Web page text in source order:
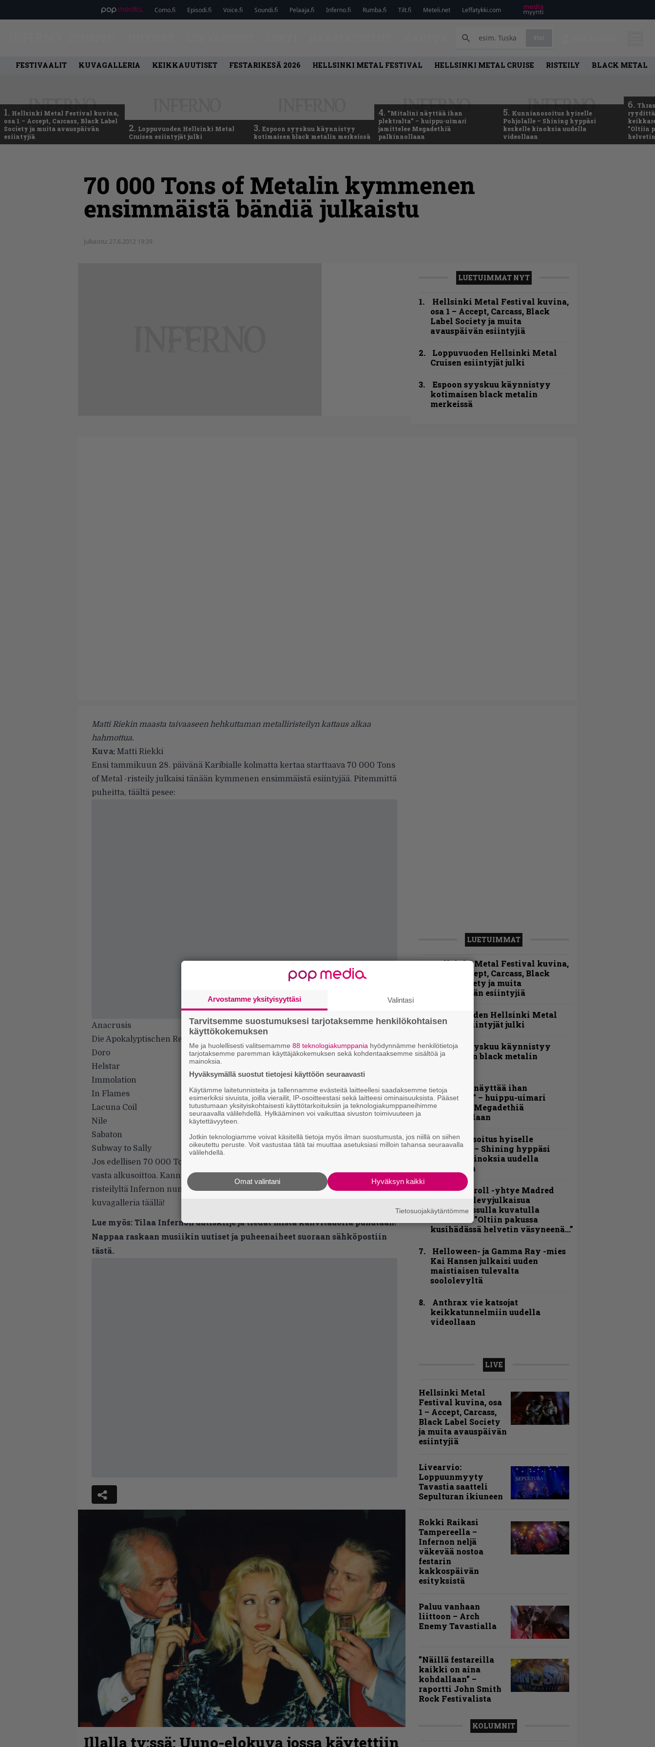
Como.fi Episodi.fi Voice.fi Soundi.fi Pelaaja.fi Inferno.fi Rumba.fi Tilt.fi Meteli.net Leffatykki.com
FESTIVAALIT KUVAGALLERIA KEIKKAUUTISET FESTARIKESÄ 2026 HELLSINKI METAL FESTIVAL HELLSINKI METAL CRUISE RISTEILY BLACK METAL
1. Hellsinki Metal Festival kuvina,
osa 1 – Accept, Carcass, Black Label
Society ja muita avauspäivän
esiintyjiä
2. Loppuvuoden Hellsinki Metal
Cruisen esiintyjät julki
3. Espoon syyskuu käynnistyy
kotimaisen black metalin merkeissä
4. ”Mitalini näyttää ihan
plektralta” – huippu-uimari
jamittelee Megadethiä
palkinnollaan
5. Kunnianosoitus hyiselle
Pohjolalle – Shining hyppäsi
keskelle kinoksia uudella
videollaan
6.
”Oltiin
70 000 Tons of Metalin kymmenen
ensimmäistä bändiä julkaistu
Julkaistu: 27.6.2012 19:39
LUETUIMMAT NYT
Hellsinki Metal Festival kuvina,
osa 1 – Accept, Carcass, Black
Label Society ja muita
avauspäivän esiintyjiä
Loppuvuoden Hellsinki Metal
Cruisen esiintyjät julki
Espoon syyskuu käynnistyy
kotimaisen black metalin
merkeissä
Matti Riekin maasta taivaaseen hehkuttaman metalliristeilyn kattaus alkaa
hahmottua.
Kuva: Matti Riekki
Ensi tammikuun 28. päivänä Karibialle kolmatta kertaa starttaava 70 000 Tons
of Metal -risteily julkaisi tänään kymmenen ensimmäistä esiintyjää. Pitemmittä
puheitta, täältä pesee:
Anacrusis
Die Apokalyptischen Reiter
Doro
Helstar
Immolation
In Flames
Lacuna Coil
Nile
Sabaton
Subway to Sally
Jos edellisen 70 000 Tonsin ohjelmasta voi mitään päätellä, tämä on todellakin
vasta alkusoittoa. Kannattaa lukea Matti Riekin reportaasi tämän vuoden
risteilyltä Infernon numerosta #94. Ja ennen kaikkea kannattaa katsoakomea
kuvagalleria täällä!
Lue myös:Tilaa Infernon uutiskirje ja tiedät mistä kahvitauolla puhutaan!
Nappaa raskaan musiikin uutiset ja puheenaiheet suoraan sähköpostiin
tästä.
Illalla tv:ssä: Uuno-elokuva jossa käytettiin
LUETUIMMAT
Hellsinki Metal Festival kuvina,
osa 1 – Accept, Carcass, Black
Label Society ja muita
avauspäivän esiintyjiä
Loppuvuoden Hellsinki Metal
Cruisen esiintyjät julki
Espoon syyskuu käynnistyy
kotimaisen black metalin
”Mitalini näyttää ihan
plektralta” – huippu-uimari
jamittelee Megadethiä
palkinnollaan
Kunnianosoitus hyiselle
Pohjolalle – Shining hyppäsi
keskelle kinoksia uudella
videollaan
Thrash ’n’ roll -yhtye Madred
ryydittää levyjulkaisua
keikkareissulla kuvatulla
videolla – ”Oltiin pakussa
kusihädässä helvetin väsyneenä…”
Helloween- ja Gamma Ray -mies
Kai Hansen julkaisi uuden
maistiaisen tulevalta
soololevyltä
Anthrax vie katsojat
keikkatunnelmiin uudella
videollaan
LIVE
Hellsinki Metal
Festival kuvina, osa
1 – Accept, Carcass,
Black Label Society
ja muita avauspäivän
esiintyjiä
Livearvio:
Loppuunmyyty
Tavastia saatteli
Sepulturan ikiuneen
Rokki Raikasi
Tampereella –
Infernon neljä
väkevää nostoa
festarin
kakkospäivän
esityksistä
Paluu vanhaan
liittoon – Arch
Enemy Tavastialla
”Näillä festareilla
kaikki on aina
kohdallaan” –
raportti John Smith
Rock Festivalista
KOLUMNIT
Arvostamme yksityisyyttäsi Valintasi
Tarvitsemme suostumuksesi tarjotaksemme henkilökohtaisen
käyttökokemuksen
Me ja huolellisesti valitsemamme 88 teknologiakumppania hyödynnämme henkilötietoja
tarjotaksemme paremman käyttäjäkokemuksen sekä kohdentaaksemme sisältöä ja
mainoksia.
Hyväksymällä suostut tietojesi käyttöön seuraavasti
Käytämme laitetunnisteita ja tallennamme evästeitä laitteellesi saadaksemme tietoja
esimerkiksi sivuista, joilla vierailit, IP-osoitteestasi sekä laitteesi ominaisuuksista. Pääset
tutustumaan yksityiskohtaisesti käyttötarkoituksiin ja teknologiakumppaneihimme
seuraavalla välilehdellä. Hylkääminen voi vaikuttaa sivuston toimivuuteen ja
käytettävyyteen.
Jotkin teknologiamme voivat käsitellä tietoja myös ilman suostumusta, jos niillä on siihen
oikeutettu peruste. Voit vastustaa tätä tai muuttaa asetuksiasi milloin tahansa seuraavalla
välilehdellä.
Hyväksyn kaikki
Omat valintani
Tietosuojakäytäntömme